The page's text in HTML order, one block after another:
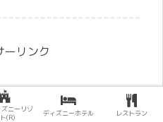
ーリンク
ニーリゾ
(R)
ディズニーホテル レストラン